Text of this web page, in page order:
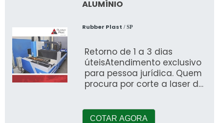
ALUMÍNIO
Rubber Plast / SP
Retorno de 1 a 3 dias
úteisAtendimento exclusivo
para pessoa jurídica. Quem
procura por corte a laser de
COTAR AGORA